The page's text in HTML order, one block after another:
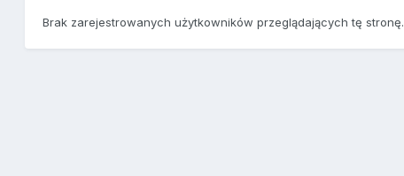
Brak zarejestrowanych użytkowników przeglądających tę stronę.